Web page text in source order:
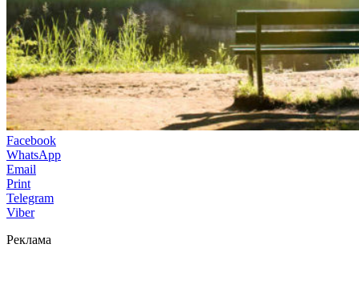
Facebook
WhatsApp
Email
Print
Telegram
Viber
Реклама